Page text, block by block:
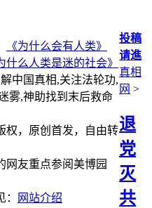
《为什么会有人类》
什么人类是迷的社会》
中国真相,关注法轮功,
雾,神助找到末后救命
权，原创首发，自由转
网友重点参阅美博园
网站介绍
投稿
请進
真相
网 >
退
党
灭
共